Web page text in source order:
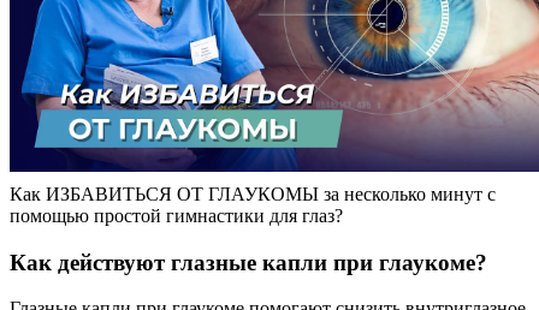
Как ИЗБАВИТЬСЯ ОТ ГЛАУКОМЫ за несколько минут с
помощью простой гимнастики для глаз?
Как действуют глазные капли при глаукоме?